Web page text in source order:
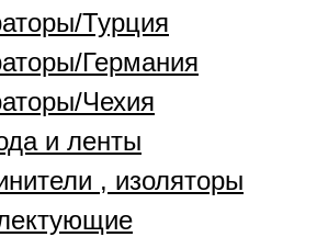
Турция
Германия
Чехия
и ленты
, изоляторы